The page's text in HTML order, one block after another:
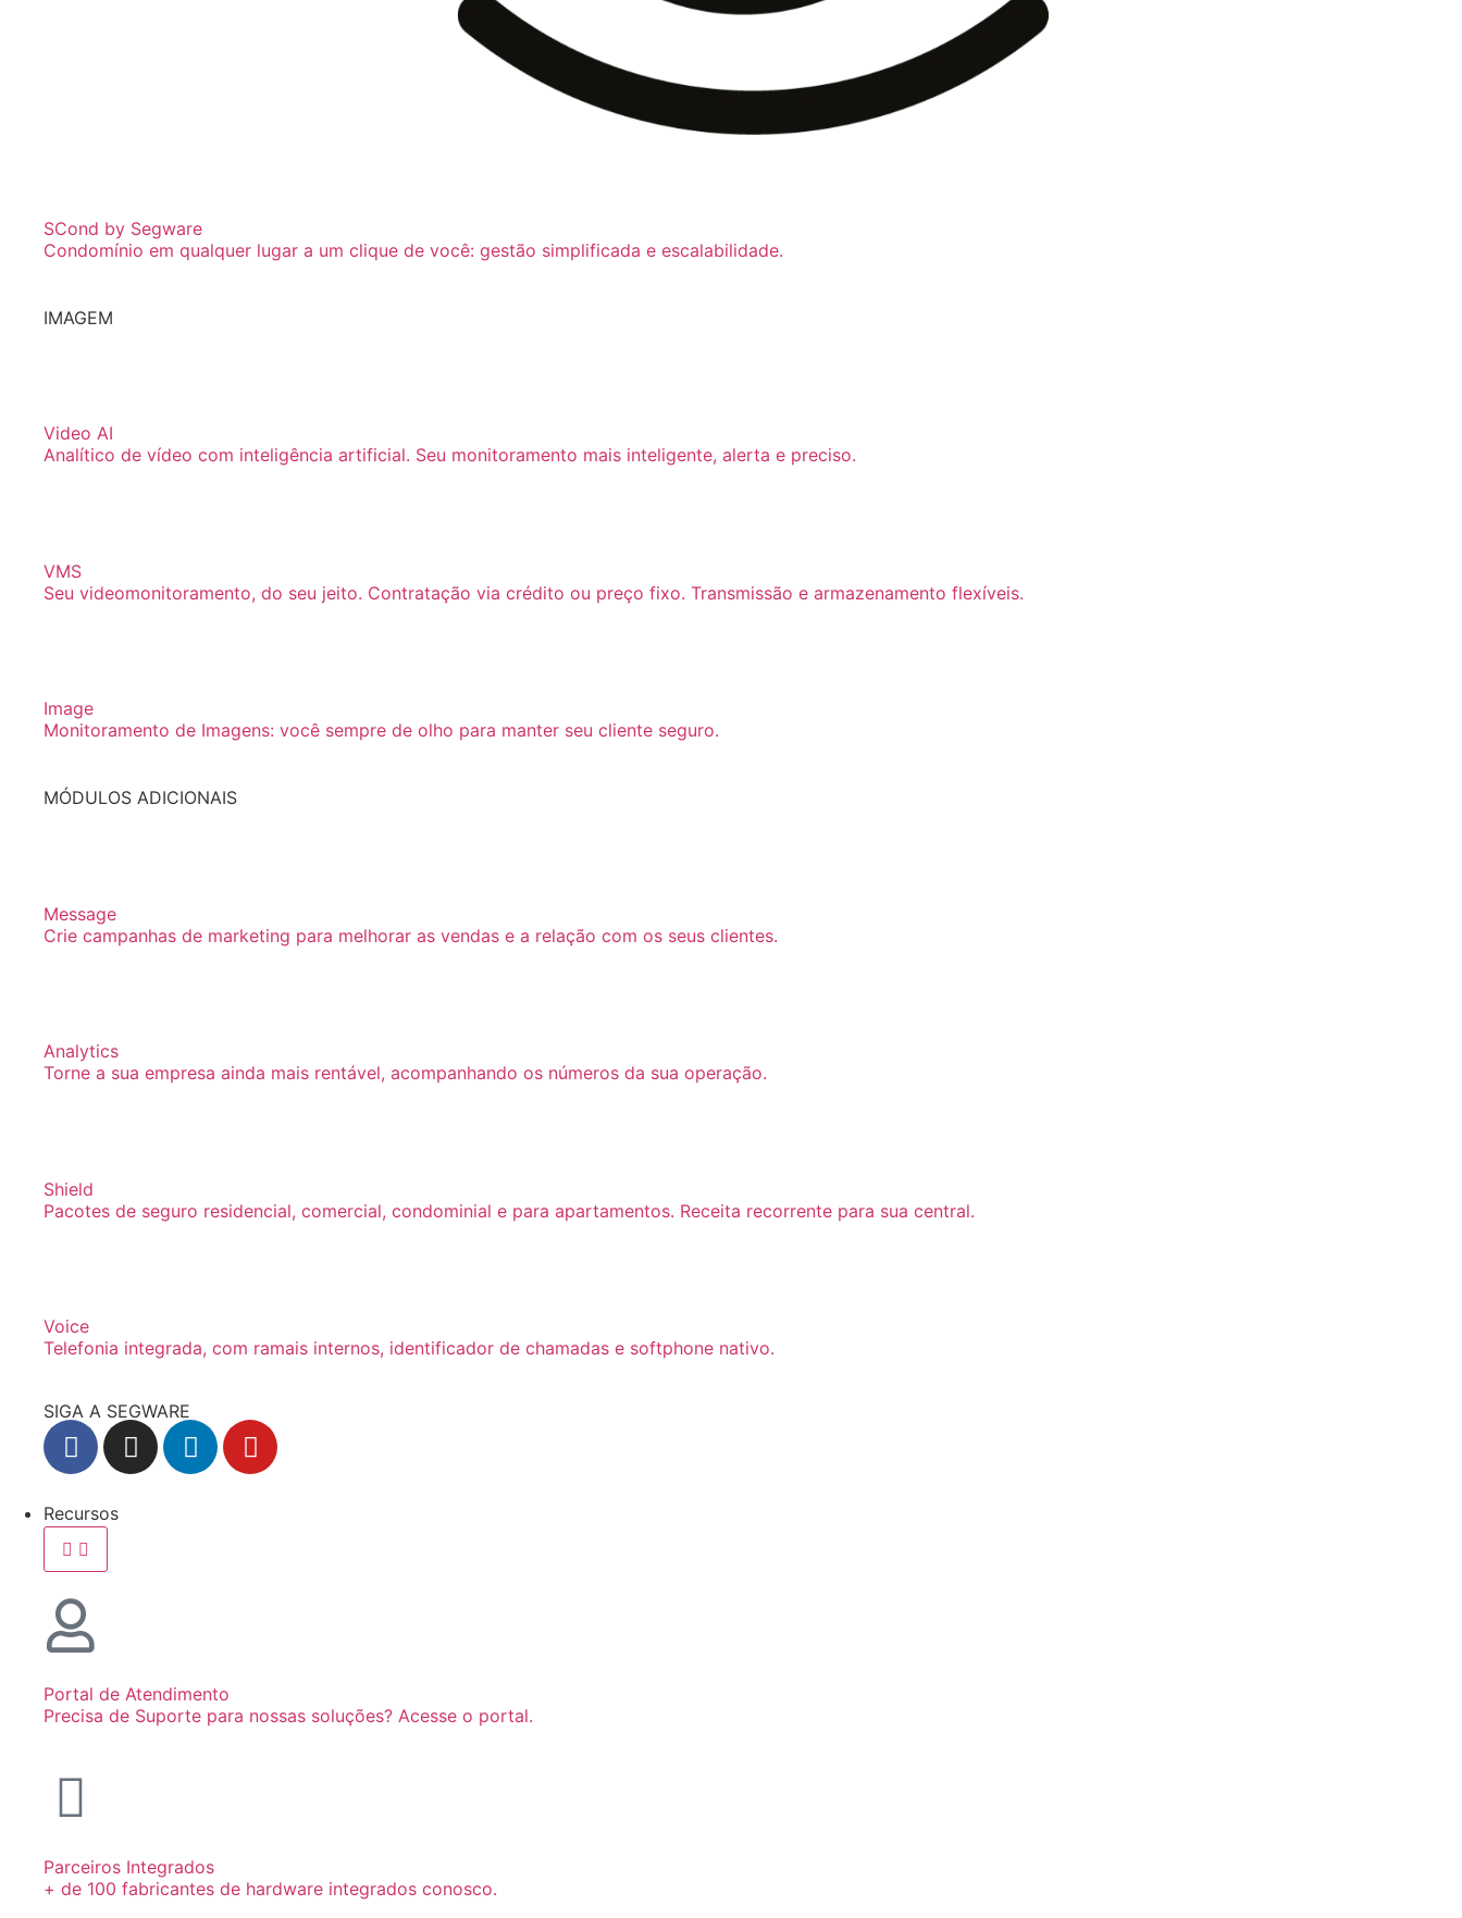
SCond by Segware
Condomínio em qualquer lugar a um clique de você: gestão simplificada e escalabilidade.
IMAGEM
Video AI
Analítico de vídeo com inteligência artificial. Seu monitoramento mais inteligente, alerta e preciso.
VMS
Seu videomonitoramento, do seu jeito. Contratação via crédito ou preço fixo. Transmissão e armazenamento flexíveis.
Image
Monitoramento de Imagens: você sempre de olho para manter seu cliente seguro.
MÓDULOS ADICIONAIS
Message
Crie campanhas de marketing para melhorar as vendas e a relação com os seus clientes.
Analytics
Torne a sua empresa ainda mais rentável, acompanhando os números da sua operação.
Shield
Pacotes de seguro residencial, comercial, condominial e para apartamentos. Receita recorrente para sua central.
Voice
Telefonia integrada, com ramais internos, identificador de chamadas e softphone nativo.
SIGA A SEGWARE
Recursos
Portal de Atendimento
Precisa de Suporte para nossas soluções? Acesse o portal.
Parceiros Integrados
+ de 100 fabricantes de hardware integrados conosco.